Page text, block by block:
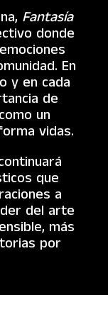
Fantasía
donde
En
y en cada
de
un
vidas.
que
a
del arte
más
por